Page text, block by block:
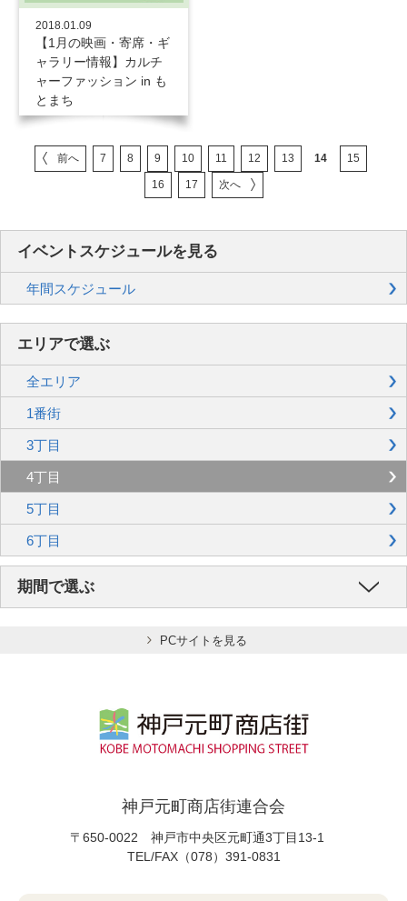
2018.01.09
【1月の映画・寄席・ギ
ャラリー情報】カルチ
ャーファッション in も
とまち
前へ 7 8 9 10 11 12 13 14 15
16 17 次へ
イベントスケジュールを見る
年間スケジュール
エリアで選ぶ
全エリア
1番街
3丁目
4丁目
5丁目
6丁目
期間で選ぶ
PCサイトを見る
神戸元町商店街連合会
〒650-0022 神戸市中央区元町通3丁目13-1
TEL/FAX（078）391-0831